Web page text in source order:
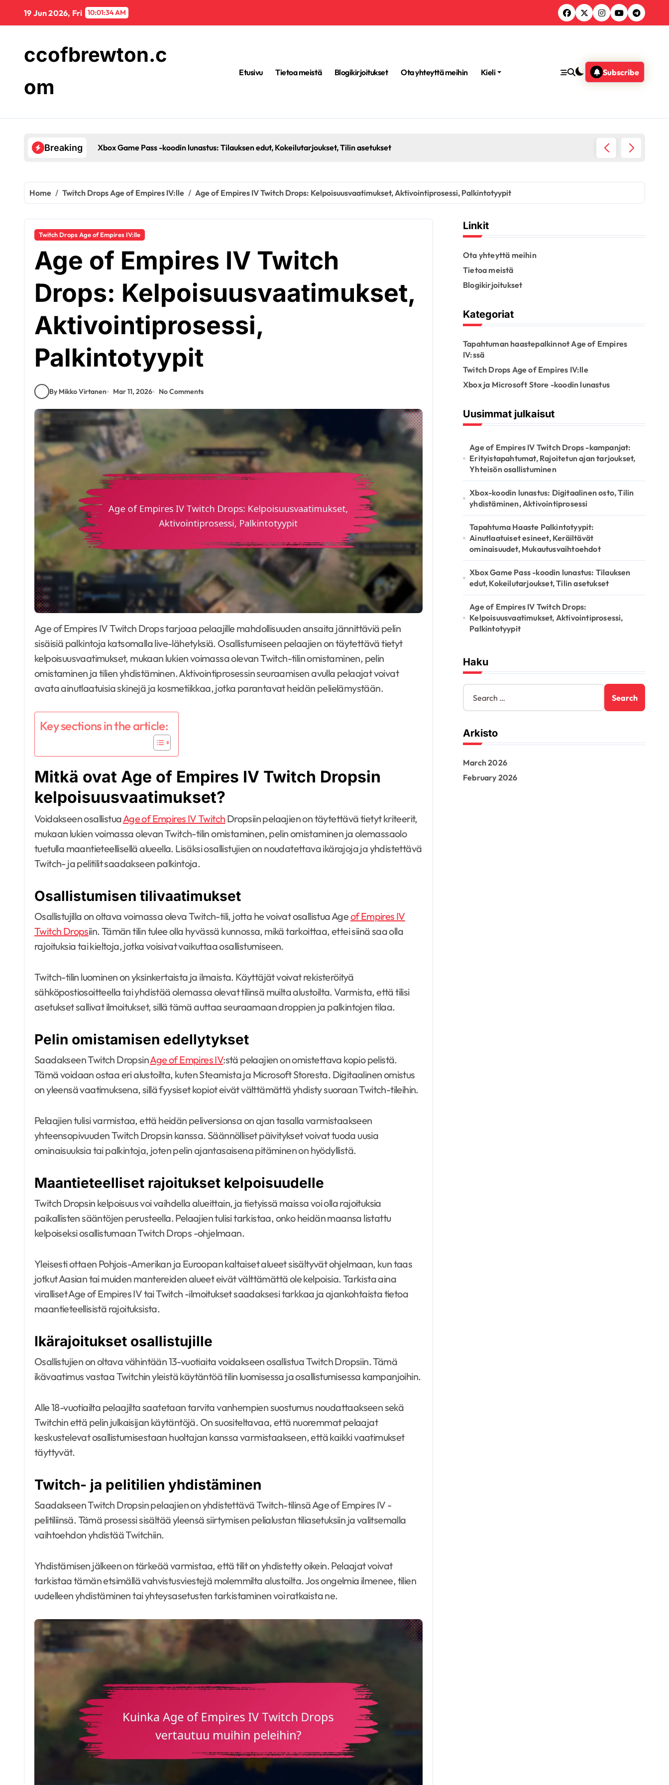
content
19 Jun 2026, Fri 10:01:36 AM
ccofbrewton.c
om
Etusivu Tietoa meistä Blogikirjoitukset Ota yhteyttä meihin Kieli Subscribe
Breaking
Tilauksen edut, Kokeilutarjoukset, Tilin asetukset Age of Empires IV Twitch Drops: Kelpoisuusvaatimukset,
Home Twitch Drops Age of Empires IV:lle Age of Empires IV Twitch Drops: Kelpoisuusvaatimukset, Aktivointiprosessi, Palkintotyypit
Twitch Drops Age of Empires IV:lle
Age of Empires IV Twitch
Drops: Kelpoisuusvaatimukset,
Aktivointiprosessi,
Palkintotyypit
By Mikko Virtanen Mar 11, 2026 No Comments
Age of Empires IV Twitch Drops tarjoaa pelaajille mahdollisuuden ansaita jännittäviä pelin
sisäisiä palkintoja katsomalla live-lähetyksiä. Osallistumiseen pelaajien on täytettävä tietyt
kelpoisuusvaatimukset, mukaan lukien voimassa olevan Twitch-tilin omistaminen, pelin
omistaminen ja tilien yhdistäminen. Aktivointiprosessin seuraamisen avulla pelaajat voivat
avata ainutlaatuisia skinejä ja kosmetiikkaa, jotka parantavat heidän pelielämystään.
Key sections in the article:
Mitkä ovat Age of Empires IV Twitch Dropsin
kelpoisuusvaatimukset?
Voidakseen osallistuaAge of Empires IV Twitch Dropsiin pelaajien on täytettävä tietyt kriteerit,
mukaan lukien voimassa olevan Twitch-tilin omistaminen, pelin omistaminen ja olemassaolo
tuetulla maantieteellisellä alueella. Lisäksi osallistujien on noudatettava ikärajoja ja yhdistettävä
Twitch- ja pelitilit saadakseen palkintoja.
Osallistumisen tilivaatimukset
Osallistujilla on oltava voimassa oleva Twitch-tili, jotta he voivat osallistua Ageof Empires IV
Twitch Dropsiin. Tämän tilin tulee olla hyvässä kunnossa, mikä tarkoittaa, ettei siinä saa olla
rajoituksia tai kieltoja, jotka voisivat vaikuttaa osallistumiseen.
Twitch-tilin luominen on yksinkertaista ja ilmaista. Käyttäjät voivat rekisteröityä
sähköpostiosoitteella tai yhdistää olemassa olevat tilinsä muilta alustoilta. Varmista, että tilisi
asetukset sallivat ilmoitukset, sillä tämä auttaa seuraamaan droppien ja palkintojen tilaa.
Pelin omistamisen edellytykset
Saadakseen Twitch DropsinAge of Empires IV:stä pelaajien on omistettava kopio pelistä.
Tämä voidaan ostaa eri alustoilta, kuten Steamista ja Microsoft Storesta. Digitaalinen omistus
on yleensä vaatimuksena, sillä fyysiset kopiot eivät välttämättä yhdisty suoraan Twitch-tileihin.
Pelaajien tulisi varmistaa, että heidän peliversionsa on ajan tasalla varmistaakseen
yhteensopivuuden Twitch Dropsin kanssa. Säännölliset päivitykset voivat tuoda uusia
ominaisuuksia tai palkintoja, joten pelin ajantasaisena pitäminen on hyödyllistä.
Maantieteelliset rajoitukset kelpoisuudelle
Twitch Dropsin kelpoisuus voi vaihdella alueittain, ja tietyissä maissa voi olla rajoituksia
paikallisten sääntöjen perusteella. Pelaajien tulisi tarkistaa, onko heidän maansa listattu
kelpoiseksi osallistumaan Twitch Drops -ohjelmaan.
Yleisesti ottaen Pohjois-Amerikan ja Euroopan kaltaiset alueet sisältyvät ohjelmaan, kun taas
jotkut Aasian tai muiden mantereiden alueet eivät välttämättä ole kelpoisia. Tarkista aina
viralliset Age of Empires IV tai Twitch -ilmoitukset saadaksesi tarkkaa ja ajankohtaista tietoa
maantieteellisistä rajoituksista.
Ikärajoitukset osallistujille
Osallistujien on oltava vähintään 13-vuotiaita voidakseen osallistua Twitch Dropsiin. Tämä
ikävaatimus vastaa Twitchin yleistä käytäntöä tilin luomisessa ja osallistumisessa kampanjoihin.
Alle 18-vuotiailta pelaajilta saatetaan tarvita vanhempien suostumus noudattaakseen sekä
Twitchin että pelin julkaisijan käytäntöjä. On suositeltavaa, että nuoremmat pelaajat
keskustelevat osallistumisestaan huoltajan kanssa varmistaakseen, että kaikki vaatimukset
täyttyvät.
Twitch- ja pelitilien yhdistäminen
Saadakseen Twitch Dropsin pelaajien on yhdistettävä Twitch-tilinsä Age of Empires IV -
pelitiliinsä. Tämä prosessi sisältää yleensä siirtymisen pelialustan tiliasetuksiin ja valitsemalla
vaihtoehdon yhdistää Twitchiin.
Yhdistämisen jälkeen on tärkeää varmistaa, että tilit on yhdistetty oikein. Pelaajat voivat
tarkistaa tämän etsimällä vahvistusviestejä molemmilta alustoilta. Jos ongelmia ilmenee, tilien
uudelleen yhdistäminen tai yhteysasetusten tarkistaminen voi ratkaista ne.
Linkit
Ota yhteyttä meihin
Tietoa meistä
Blogikirjoitukset
Kategoriat
Tapahtuman haastepalkinnot Age of Empires
IV:ssä
Twitch Drops Age of Empires IV:lle
Xbox ja Microsoft Store -koodin lunastus
Uusimmat julkaisut
Age of Empires IV Twitch Drops -kampanjat:
Erityistapahtumat, Rajoitetun ajan tarjoukset,
Yhteisön osallistuminen
Xbox-koodin lunastus: Digitaalinen osto, Tilin
yhdistäminen, Aktivointiprosessi
Tapahtuma Haaste Palkintotyypit:
Ainutlaatuiset esineet, Keräiltävät
ominaisuudet, Mukautusvaihtoehdot
Xbox Game Pass -koodin lunastus: Tilauksen
edut, Kokeilutarjoukset, Tilin asetukset
Age of Empires IV Twitch Drops:
Kelpoisuusvaatimukset, Aktivointiprosessi,
Palkintotyypit
Haku
S
a
c
h
o
r
Arkisto
March 2026
February 2026